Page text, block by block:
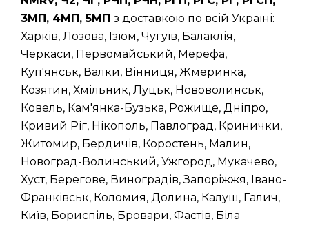
3МП, 4МП, 5МП з доставкою по всій Україні:
Харків, Лозова, Ізюм, Чугуїв, Балаклія,
Черкаси, Первомайський, Мерефа,
Куп'янськ, Валки, Вінниця, Жмеринка,
Козятин, Хмільник, Луцьк, Нововолинськ,
Ковель, Кам'янка-Бузька, Рожище, Дніпро,
Кривий Ріг, Нікополь, Павлоград, Кринички,
Житомир, Бердичів, Коростень, Малин,
Новоград-Волинський, Ужгород, Мукачево,
Хуст, Берегове, Виноградів, Запоріжжя, Івано-
Франківськ, Коломия, Долина, Калуш, Галич,
Київ, Бориспіль, Бровари, Фастів, Біла